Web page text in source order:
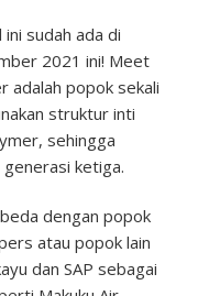
sudah ada di
2021 ini! Meet
adalah popok sekali
struktur inti
sehingga
ketiga.
dengan popok
atau popok lain
dan SAP sebagai